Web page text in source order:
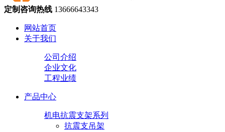
定制咨询热线 13666643343
网站首页
关于我们
公司介绍
企业文化
工程业绩
产品中心
机电抗震支架系列
抗震支吊架